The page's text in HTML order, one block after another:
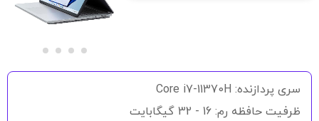
سری پردازنده: Core i7-11370H
ظرفیت حافظه رم: 16 - 32 گیگابایت